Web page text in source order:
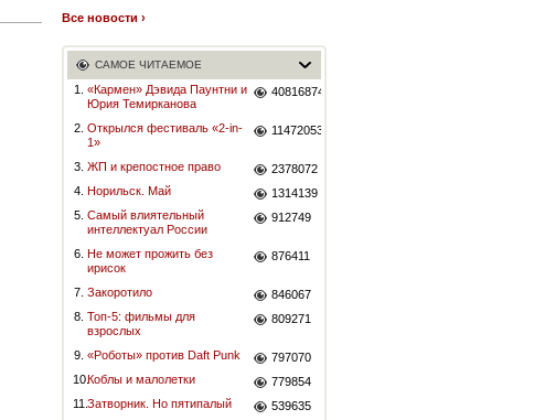
Все новости ›
САМОЕ ЧИТАЕМОЕ
1.
«Кармен» Дэвида Паунтни и
Юрия Темирканова
40816874
2. Открылся фестиваль «2-in-
1»
11472053
3. ЖП и крепостное право
2378072
4. Норильск. Май
1314139
5. Самый влиятельный
интеллектуал России
912749
6. Не может прожить без
ирисок
876411
7. Закоротило
846067
8. Топ-5: фильмы для
взрослых
809271
9. «Роботы» против Daft Punk
797070
10.Коблы и малолетки
779854
11.Затворник. Но пятипалый
539635